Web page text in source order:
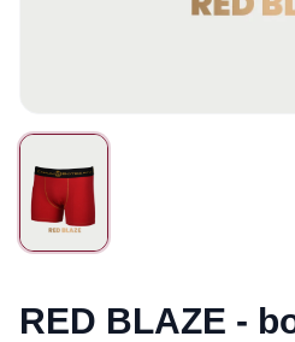
RED BLAZE -